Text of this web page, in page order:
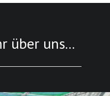
über uns...